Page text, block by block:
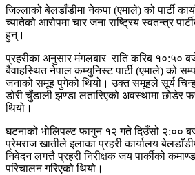
जिल्लाको बेलडाँडीमा नेकपा (एमाले) को पार्टी
च्यातेको आरोपमा चार जना राष्ट्रिय स्वतन्त्र
हुन्।
प्रहरीका अनुसार मंगलबार राति करिब १०:५०
बैवाहस्थित नेपाल कम्युनिस्ट पार्टी (एमाले) को
जनाको समूह पुगेको थियो। उक्त समूहले सूर्य
डोरी चुँडाली झण्डा लतारिएको अवस्थामा छोडेर
थियो।
घटनाको भोलिपल्ट फागुन १२ गते दिउँसो २:००
प्रेमराज खातीले इलाका प्रहरी कार्यालय
निवेदन लगत्तै प्रहरी निरीक्षक जय पार्कीको
परिचालन गरिएको थियो।